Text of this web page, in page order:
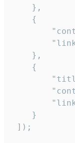
    },
    {
    },
    {
    }
]);